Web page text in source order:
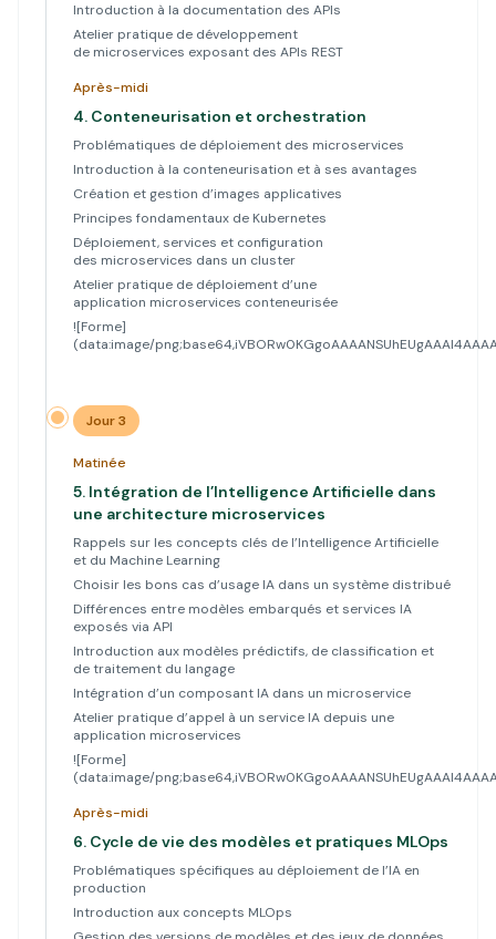
Introduction à la documentation des APIs
Atelier pratique de développement
de microservices exposant des APIs REST
Après-midi
4. Conteneurisation et orchestration
Problématiques de déploiement des microservices
Introduction à la conteneurisation et à ses avantages
Création et gestion d’images applicatives
Principes fondamentaux de Kubernetes
Déploiement, services et configuration
des microservices dans un cluster
Atelier pratique de déploiement d’une
application microservices conteneurisée
![Forme]
(data:image/
Jour 3
Matinée
5. Intégration de l’Intelligence Artificielle dans
une architecture microservices
Rappels sur les concepts clés de l’Intelligence Artificielle
et du Machine Learning
Choisir les bons cas d’usage IA dans un système distribué
Différences entre modèles embarqués et services IA
exposés via API
Introduction aux modèles prédictifs, de classification et
de traitement du langage
Intégration d’un composant IA dans un microservice
Atelier pratique d’appel à un service IA depuis une
application microservices
![Forme]
(data:image/
Après-midi
6. Cycle de vie des modèles et pratiques MLOps
Problématiques spécifiques au déploiement de l’IA en
production
Introduction aux concepts MLOps